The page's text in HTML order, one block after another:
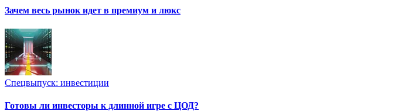
Зачем весь рынок идет в премиум и люкс
Спецвыпуск: инвестиции
Готовы ли инвесторы к длинной игре с ЦОД?